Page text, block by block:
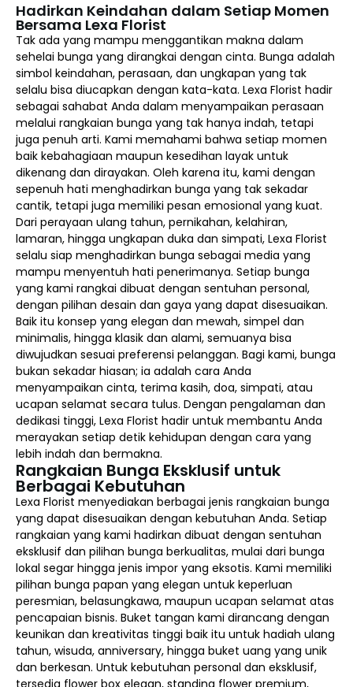
Hadirkan Keindahan dalam Setiap Momen
Bersama Lexa Florist
Tak ada yang mampu menggantikan makna dalam
sehelai bunga yang dirangkai dengan cinta. Bunga adalah
simbol keindahan, perasaan, dan ungkapan yang tak
selalu bisa diucapkan dengan kata-kata. Lexa Florist hadir
sebagai sahabat Anda dalam menyampaikan perasaan
melalui rangkaian bunga yang tak hanya indah, tetapi
juga penuh arti. Kami memahami bahwa setiap momen
baik kebahagiaan maupun kesedihan layak untuk
dikenang dan dirayakan. Oleh karena itu, kami dengan
sepenuh hati menghadirkan bunga yang tak sekadar
cantik, tetapi juga memiliki pesan emosional yang kuat.
Dari perayaan ulang tahun, pernikahan, kelahiran,
lamaran, hingga ungkapan duka dan simpati, Lexa Florist
selalu siap menghadirkan bunga sebagai media yang
mampu menyentuh hati penerimanya. Setiap bunga
yang kami rangkai dibuat dengan sentuhan personal,
dengan pilihan desain dan gaya yang dapat disesuaikan.
Baik itu konsep yang elegan dan mewah, simpel dan
minimalis, hingga klasik dan alami, semuanya bisa
diwujudkan sesuai preferensi pelanggan. Bagi kami, bunga
bukan sekadar hiasan; ia adalah cara Anda
menyampaikan cinta, terima kasih, doa, simpati, atau
ucapan selamat secara tulus. Dengan pengalaman dan
dedikasi tinggi, Lexa Florist hadir untuk membantu Anda
merayakan setiap detik kehidupan dengan cara yang
lebih indah dan bermakna.
Rangkaian Bunga Eksklusif untuk
Berbagai Kebutuhan
Lexa Florist menyediakan berbagai jenis rangkaian bunga
yang dapat disesuaikan dengan kebutuhan Anda. Setiap
rangkaian yang kami hadirkan dibuat dengan sentuhan
eksklusif dan pilihan bunga berkualitas, mulai dari bunga
lokal segar hingga jenis impor yang eksotis. Kami memiliki
pilihan bunga papan yang elegan untuk keperluan
peresmian, belasungkawa, maupun ucapan selamat atas
pencapaian bisnis. Buket tangan kami dirancang dengan
keunikan dan kreativitas tinggi baik itu untuk hadiah ulang
tahun, wisuda, anniversary, hingga buket uang yang unik
dan berkesan. Untuk kebutuhan personal dan eksklusif,
tersedia flower box elegan, standing flower premium,